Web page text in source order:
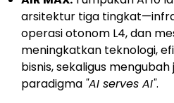
arsitektur tiga
operasi otonom L4, dan
meningkatkan teknologi,
bisnis, sekaligus
paradigma "AI serves AI".